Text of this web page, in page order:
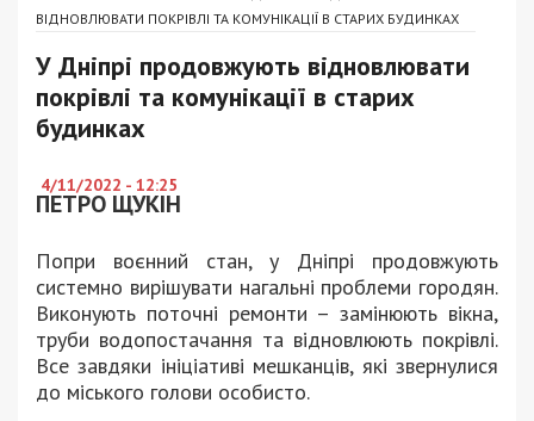
ВІДНОВЛЮВАТИ ПОКРІВЛІ ТА КОМУНІКАЦІЇ В СТАРИХ БУДИНКАХ
У Дніпрі продовжують відновлювати
покрівлі та комунікації в старих
будинках
4/11/2022 - 12:25
ПЕТРО ЩУКІН
Попри воєнний стан, у Дніпрі продовжують
системно вирішувати нагальні проблеми городян.
Виконують поточні ремонти – замінюють вікна,
труби водопостачання та відновлюють покрівлі.
Все завдяки ініціативі мешканців, які звернулися
до міського голови особисто.